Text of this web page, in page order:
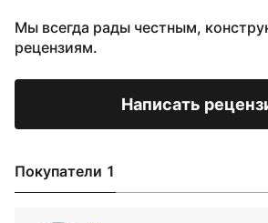
Мы всегда рады честным,
рецензиям.
Написать
Покупатели 1